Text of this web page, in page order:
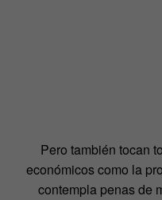
Pero también tocan
económicos como la
contempla penas de